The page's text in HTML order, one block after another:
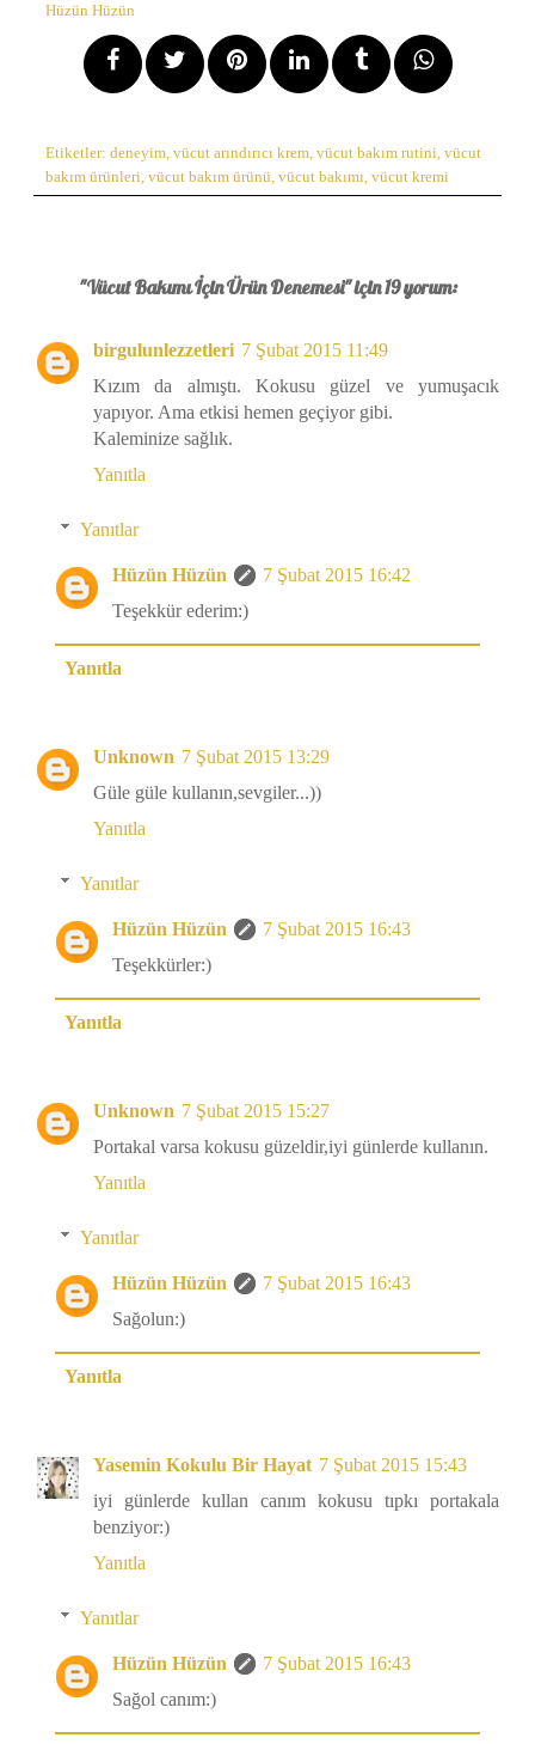
Hüzün Hüzün
Etiketler: deneyim vücut arındırıcı krem vücut bakım rutini vücut
bakım ürünleri vücut bakım ürünü vücut bakımı vücut kremi
"Vücut Bakımı İçin Ürün Denemesi" için 19 yorum:
birgulunlezzetleri 7 Şubat 2015 11:49
Kızım da almıştı. Kokusu güzel ve yumuşacık
yapıyor. Ama etkisi hemen geçiyor gibi.
Kaleminize sağlık.
Yanıtla
Yanıtlar
Hüzün Hüzün
7 Şubat 2015 16:42
Teşekkür ederim:)
Yanıtla
Unknown 7 Şubat 2015 13:29
Güle güle kullanın,sevgiler...))
Yanıtla
Yanıtlar
Hüzün Hüzün
7 Şubat 2015 16:43
Teşekkürler:)
Yanıtla
Unknown 7 Şubat 2015 15:27
Portakal varsa kokusu güzeldir,iyi günlerde kullanın.
Yanıtla
Yanıtlar
Hüzün Hüzün
7 Şubat 2015 16:43
Sağolun:)
Yanıtla
Yasemin Kokulu Bir Hayat 7 Şubat 2015 15:43
iyi günlerde kullan canım kokusu tıpkı portakala
benziyor:)
Yanıtla
Yanıtlar
Hüzün Hüzün
7 Şubat 2015 16:43
Sağol canım:)